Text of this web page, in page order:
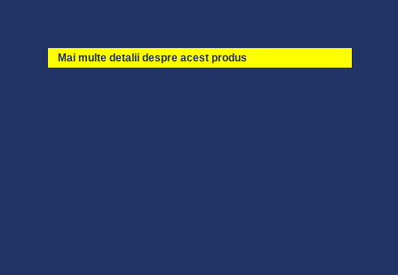
Mai multe detalii despre acest produs